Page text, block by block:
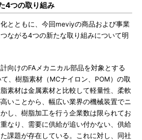
4つの取り組み
とともに、今回meviyの商品および事業
ながる4つの新たな取り組みについて明
向けのFAメカニカル部品を対象とする
、樹脂素材（MCナイロン、POM）の取
素材は金属素材と比較して軽量性、柔軟
いことから、幅広い業界の機械装置でニ
し、樹脂加工を行う企業数は限られてお
なり、需要に供給が追い付かない、供給
課題が存在している。これに対し、同社